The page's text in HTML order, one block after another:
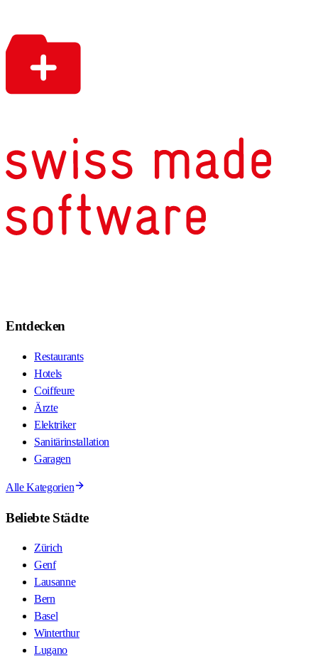
Entdecken
Restaurants
Hotels
Coiffeure
Ärzte
Elektriker
Sanitärinstallation
Garagen
Alle Kategorien
Beliebte Städte
Zürich
Genf
Lausanne
Bern
Basel
Winterthur
Lugano